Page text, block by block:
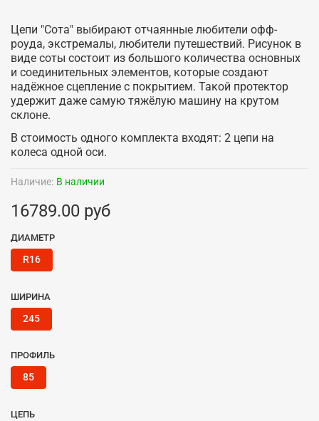
Наличие: В наличии
16789.00 руб
ДИАМЕТР
R16
ШИРИНА
245
ПРОФИЛЬ
85
ЦЕПЬ
Цепи "Сота" выбирают отчаянные любители офф-
роуда, экстремалы, любители путешествий. Рисунок в
виде соты состоит из большого количества основных
и соединительных элементов, которые создают
надёжное сцепление с покрытием. Такой протектор
удержит даже самую тяжёлую машину на крутом
склоне.
В стоимость одного комплекта входят: 2 цепи на
колеса одной оси.